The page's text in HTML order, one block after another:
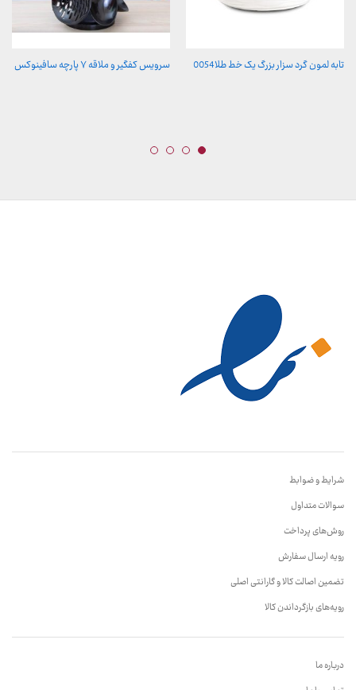
تابه لمون گرد سزار بزرگ یک خط طلا0054 سرویس کفگیر و ملاقه ۷ پارچه سافینوکس
شرایط و ضوابط
سوالات متداول
روش‌های پرداخت
رویه ارسال سفارش
تضمین اصالت کالا و گارانتی اصلی
رویه‌های بازگرداندن کالا
درباره ما